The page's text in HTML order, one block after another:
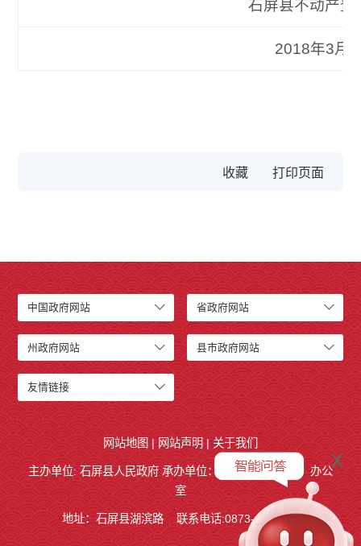
石屏县不动产登记
2018年3月23
收藏
中国政府网站 省政府网站
州政府网站 县市政府网站
友情链接
网站地图 | 网站声明 | 关于我们
主办单位: 石屏县人民政府 承办单位： 石屏县人民政府 办公
室
地址：石屏县湖滨路 联系电话:0873-4858140
x